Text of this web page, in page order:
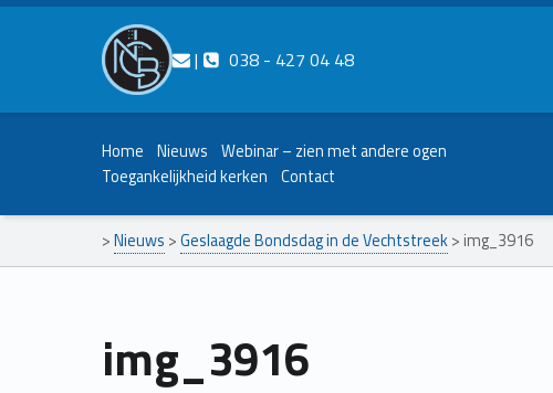
Contact ons
| 038 - 427 04 48
Home Nieuws Webinar – zien met andere ogen
Toegankelijkheid kerken Contact
>Nieuws >Geslaagde Bondsdag in de Vechtstreek> img_3916
img_3916